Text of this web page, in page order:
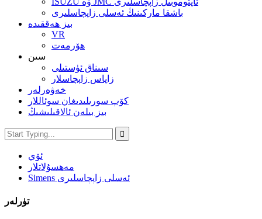
باشقا ماركىنىڭ ئەسلى زاپچاسلىرى
بىز ھەققىدە
VR
ھۆرمەت
سىن
سىناق ئۈستىلى
زاپاس زاپچاسلار
خەۋەرلەر
كۆپ سورىلىدىغان سوئاللار
بىز بىلەن ئالاقىلىشىڭ
ئۆي
مەھسۇلاتلار
Simens ئەسلى زاپچاسلىرى
تۈرلەر